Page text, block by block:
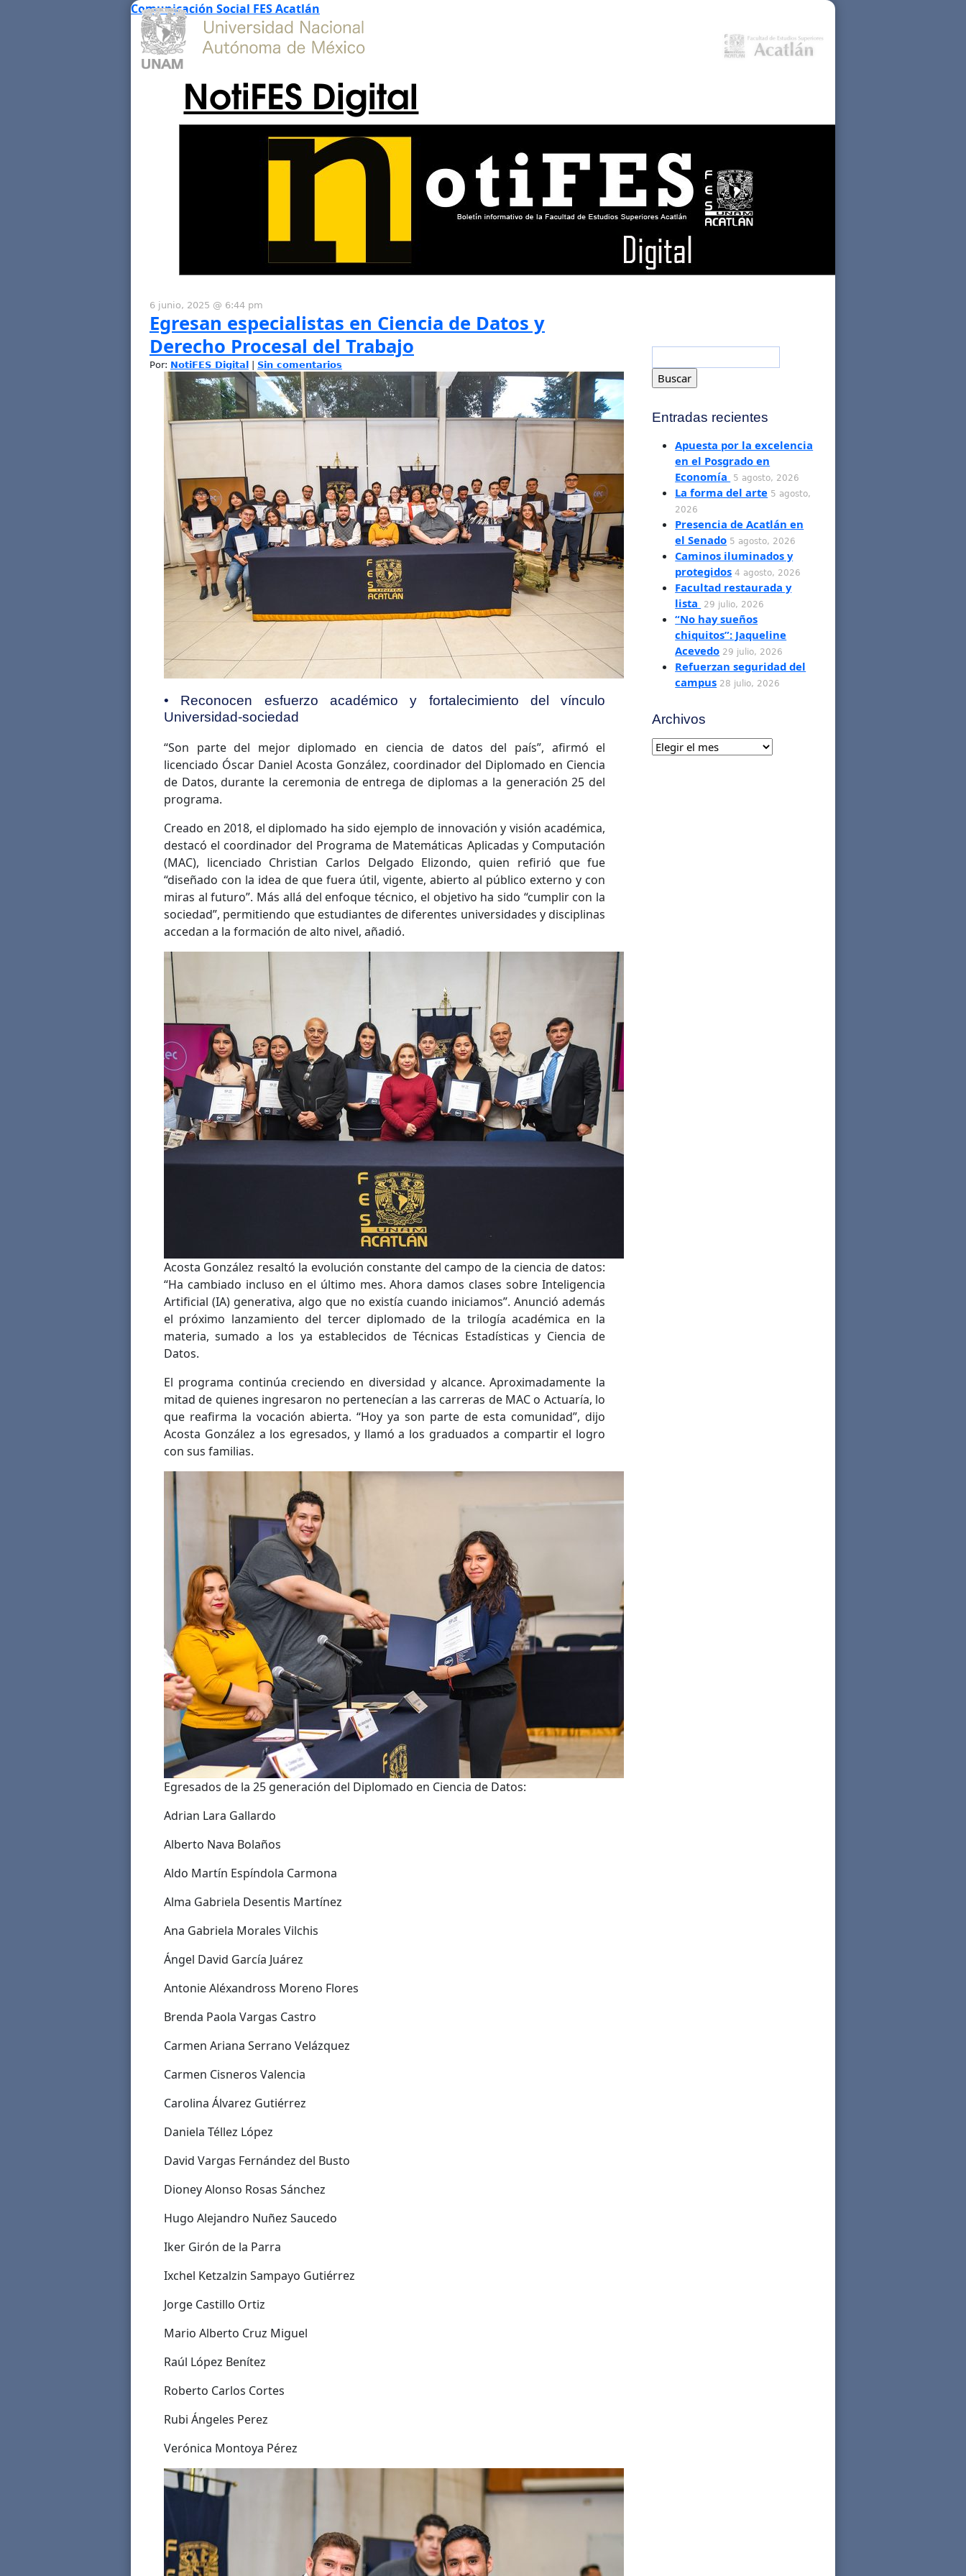
Comunicación Social FES Acatlán
NotiFES Digital
6 junio, 2025 @ 6:44 pm
Egresan especialistas en Ciencia de Datos y
Derecho Procesal del Trabajo
Por: NotiFES Digital Sin comentarios
• Reconocen esfuerzo académico y fortalecimiento del vínculo
Universidad-sociedad
“Son parte del mejor diplomado en ciencia de datos del país”, afirmó el
licenciado Óscar Daniel Acosta González, coordinador del Diplomado en Ciencia
de Datos, durante la ceremonia de entrega de diplomas a la generación 25 del
programa.
Creado en 2018, el diplomado ha sido ejemplo de innovación y visión académica,
destacó el coordinador del Programa de Matemáticas Aplicadas y Computación
(MAC), licenciado Christian Carlos Delgado Elizondo, quien refirió que fue
“diseñado con la idea de que fuera útil, vigente, abierto al público externo y con
miras al futuro”. Más allá del enfoque técnico, el objetivo ha sido “cumplir con la
sociedad”, permitiendo que estudiantes de diferentes universidades y disciplinas
accedan a la formación de alto nivel, añadió.
Acosta González resaltó la evolución constante del campo de la ciencia de datos:
“Ha cambiado incluso en el último mes. Ahora damos clases sobre Inteligencia
Artificial (IA) generativa, algo que no existía cuando iniciamos”. Anunció además
el próximo lanzamiento del tercer diplomado de la trilogía académica en la
materia, sumado a los ya establecidos de Técnicas Estadísticas y Ciencia de
Datos.
El programa continúa creciendo en diversidad y alcance. Aproximadamente la
mitad de quienes ingresaron no pertenecían a las carreras de MAC o Actuaría, lo
que reafirma la vocación abierta. “Hoy ya son parte de esta comunidad”, dijo
Acosta González a los egresados, y llamó a los graduados a compartir el logro
con sus familias.
Egresados de la 25 generación del Diplomado en Ciencia de Datos:
Adrian Lara Gallardo
Alberto Nava Bolaños
Aldo Martín Espíndola Carmona
Alma Gabriela Desentis Martínez
Ana Gabriela Morales Vilchis
Ángel David García Juárez
Antonie Aléxandross Moreno Flores
Brenda Paola Vargas Castro
Carmen Ariana Serrano Velázquez
Carmen Cisneros Valencia
Carolina Álvarez Gutiérrez
Daniela Téllez López
David Vargas Fernández del Busto
Dioney Alonso Rosas Sánchez
Hugo Alejandro Nuñez Saucedo
Iker Girón de la Parra
Ixchel Ketzalzin Sampayo Gutiérrez
Jorge Castillo Ortiz
Mario Alberto Cruz Miguel
Raúl López Benítez
Roberto Carlos Cortes
Rubi Ángeles Perez
Verónica Montoya Pérez
Entradas recientes
Apuesta por la excelencia
en el Posgrado en
Economía
5 agosto, 2026
La forma del arte 5 agosto,
2026
Presencia de Acatlán en
el Senado 5 agosto, 2026
Caminos iluminados y
protegidos 4 agosto, 2026
Facultad restaurada y
lista
29 julio, 2026
“No hay sueños
chiquitos”: Jaqueline
Acevedo 29 julio, 2026
Refuerzan seguridad del
campus 28 julio, 2026
Archivos
Archivos